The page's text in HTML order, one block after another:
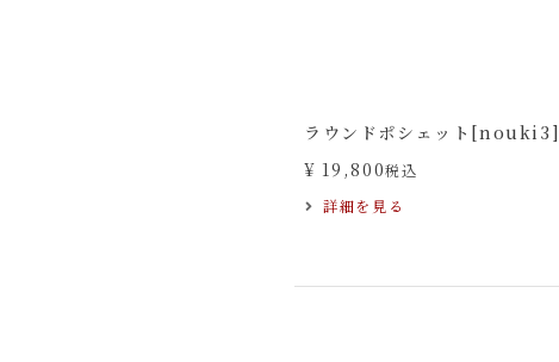
ラウンドポシェット[nouki3]
¥ 19,800税込
詳細を見る